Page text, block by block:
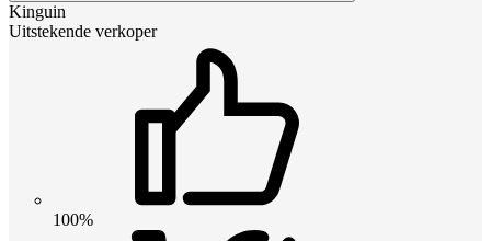
Kinguin
Uitstekende verkoper
100%